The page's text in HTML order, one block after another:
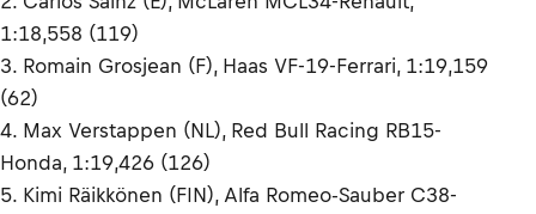
1:18,558 (119)
3. Romain Grosjean (F), Haas VF-19-Ferrari, 1:19,159
(62)
4. Max Verstappen (NL), Red Bull Racing RB15-
Honda, 1:19,426 (126)
5. Kimi Räikkönen (FIN), Alfa Romeo-Sauber C38-